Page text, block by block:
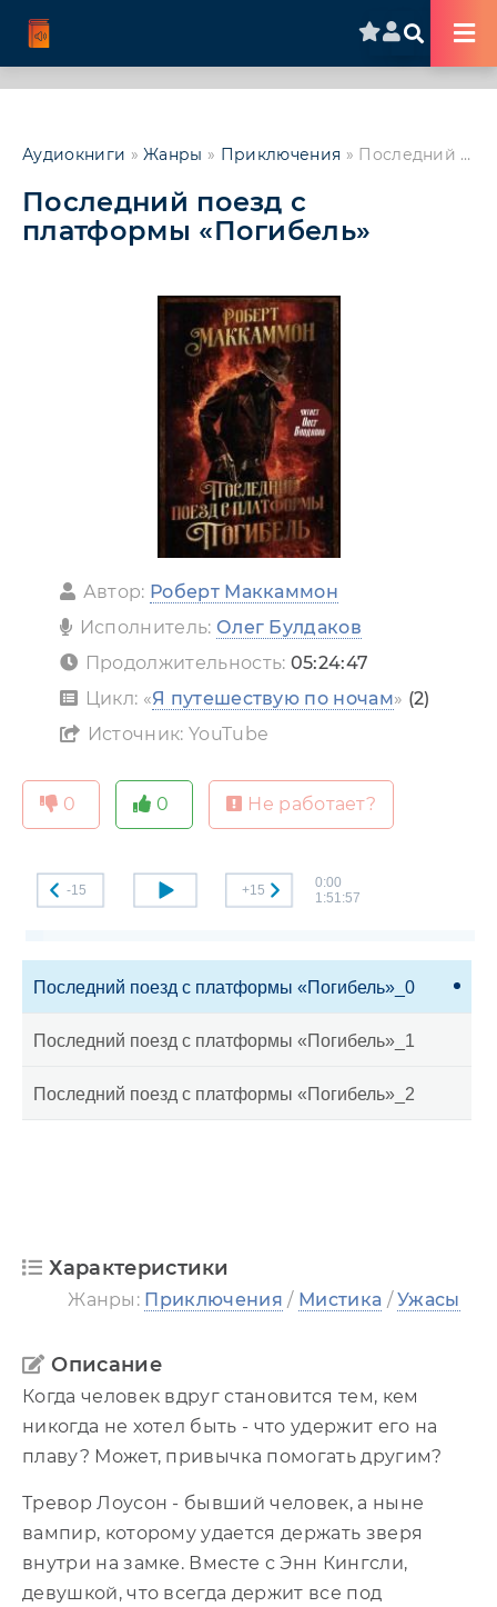
Аудиокниги »Жанры » Приключения » Последний поезд с платформы «Погибель»
Последний поезд с
платформы «Погибель»
Автор: Роберт Маккаммон
Исполнитель: Олег Булдаков
Продолжительность: 05:24:47
Цикл: «Я путешествую по ночам» (2)
Источник: YouTube
0 0 Не работает?
-15 +15
0:00
1:51:57
Последний поезд с платформы «Погибель»_0
Последний поезд с платформы «Погибель»_1
Последний поезд с платформы «Погибель»_2
Характеристики
Жанры: Приключения / Мистика /Ужасы
Описание
Когда человек вдруг становится тем, кем
никогда не хотел быть - что удержит его на
плаву? Может, привычка помогать другим?
Тревор Лоусон - бывший человек, а ныне
вампир, которому удается держать зверя
внутри на замке. Вместе с Энн Кингсли,
девушкой, что всегда держит все под